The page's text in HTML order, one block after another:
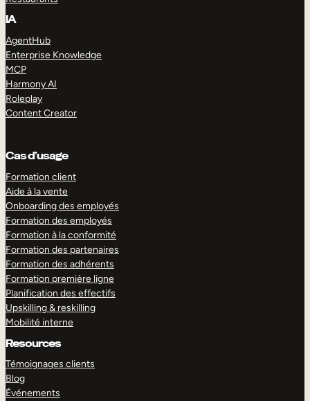
IA
AgentHub
Enterprise Knowledge
MCP
Harmony AI
Roleplay
Content Creator
Cas d’usage
Formation client
Aide à la vente
Onboarding des employés
Formation des employés
Formation à la conformité
Formation des partenaires
Formation des adhérents
Formation première ligne
Planification des effectifs
Upskilling & reskilling
Mobilité interne
Resources
Témoignages clients
Blog
Événements